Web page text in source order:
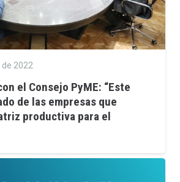
2022
el Consejo PyME: “Este
de las empresas que
productiva para el